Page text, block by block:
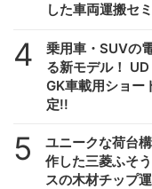
した車両運搬セ
4
乗用車・SUVの
る新モデル！
GK車載用ショー
定!!
5
ユニークな荷台
作した三菱ふそ
スの木材チップ